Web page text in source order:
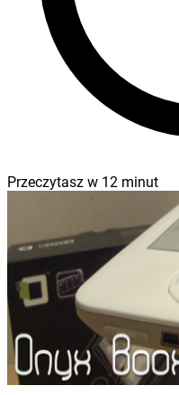
Przeczytasz w 12 minut